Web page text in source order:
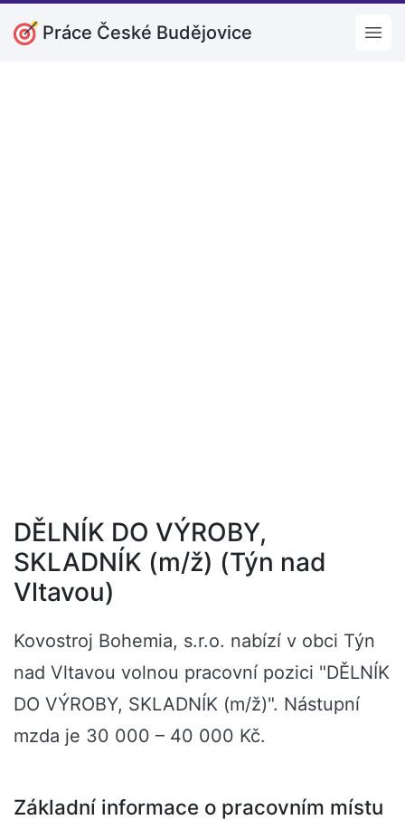
Práce České Budějovice
DĚLNÍK DO VÝROBY,
SKLADNÍK (m/ž) (Týn nad
Vltavou)
Kovostroj Bohemia, s.r.o. nabízí v obci Týn
nad Vltavou volnou pracovní pozici "DĚLNÍK
DO VÝROBY, SKLADNÍK (m/ž)". Nástupní
mzda je 30 000 – 40 000 Kč.
Základní informace o pracovním místu